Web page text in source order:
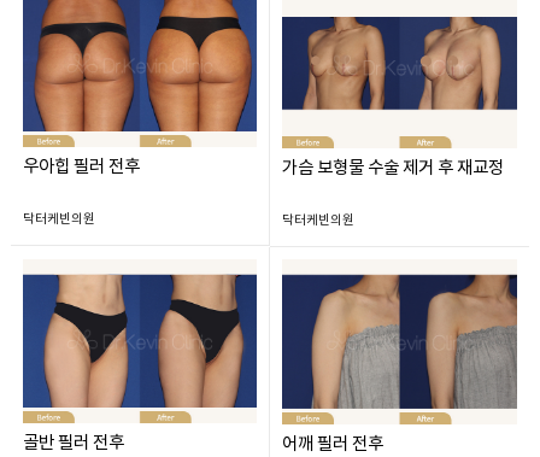
우아힙 필러 전후
닥터케빈의원
가슴 보형물 수술 제거 후 재교정
닥터케빈의원
골반 필러 전후 어깨 필러 전후